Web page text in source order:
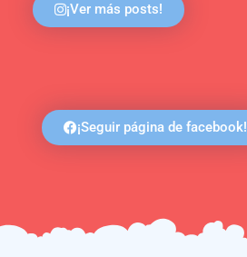
¡Ver más posts!
¡Seguir página de facebook!